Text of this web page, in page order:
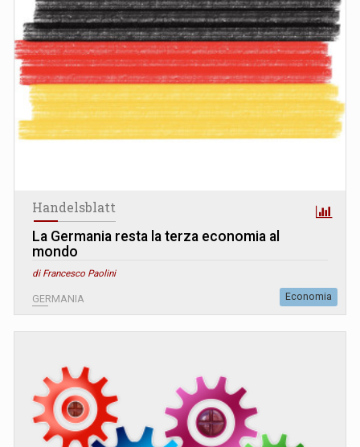
Handelsblatt
La Germania resta la terza economia al
mondo
di Francesco Paolini
GERMANIA Economia